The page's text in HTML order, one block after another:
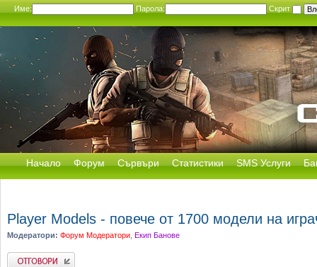
Име: Парола: Скрит
Начало Форум Сървъри Статистики SMS Услуги
Player Models - повече от 1700 модели на
Модератори: Форум Модератори Екип Банове
Добави отговор